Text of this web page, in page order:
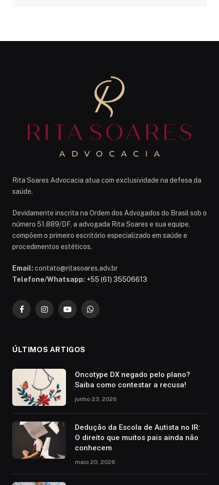
Rita Soares Advocacia atua com exclusividade na defesa da
saúde.
Devidamente inscrita na Ordem dos Advogados do Brasil sob o
número 51.889/DF, a advogada Rita Soares e sua equipe,
compõem o primeiro escritório especializado em saúde e
procedimentos estéticos.
Email: contato@ritasoares.adv.br
Telefone/Whatsapp: +55 (61) 35506613
FacebookInstagramYouTubeWhatsApp
ÚLTIMOS ARTIGOS
Oncotype DX negado pelo plano?
Saiba como contestar a recusa!
junho 23, 2026
Dedução da Escola de Autista no IR:
O direito que muitos pais ainda não
conhecem
maio 20, 2026